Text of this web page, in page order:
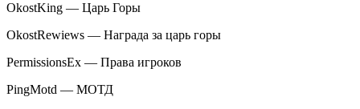
OkostKing — Царь Горы
OkostRewiews — Награда за царь горы
PermissionsEx — Права игроков
PingMotd — МОТД